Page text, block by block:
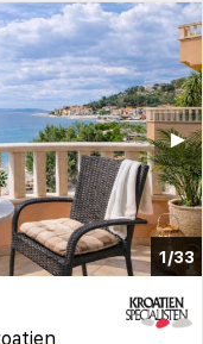
1/33
▶︎